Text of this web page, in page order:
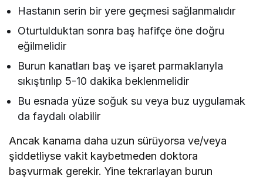
Hastanın serin bir yere geçmesi sağlanmalıdır
Oturtulduktan sonra baş hafifçe öne doğru
eğilmelidir
Burun kanatları baş ve işaret parmaklarıyla
sıkıştırılıp 5-10 dakika beklenmelidir
Bu esnada yüze soğuk su veya buz uygulamak
da faydalı olabilir
Ancak kanama daha uzun sürüyorsa ve/veya
şiddetliyse vakit kaybetmeden doktora
başvurmak gerekir. Yine tekrarlayan burun